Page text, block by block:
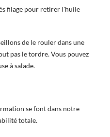
filage pour retirer l'huile
de le rouler dans une
pas le tordre. Vous pouvez
à salade.
se font dans notre
totale.